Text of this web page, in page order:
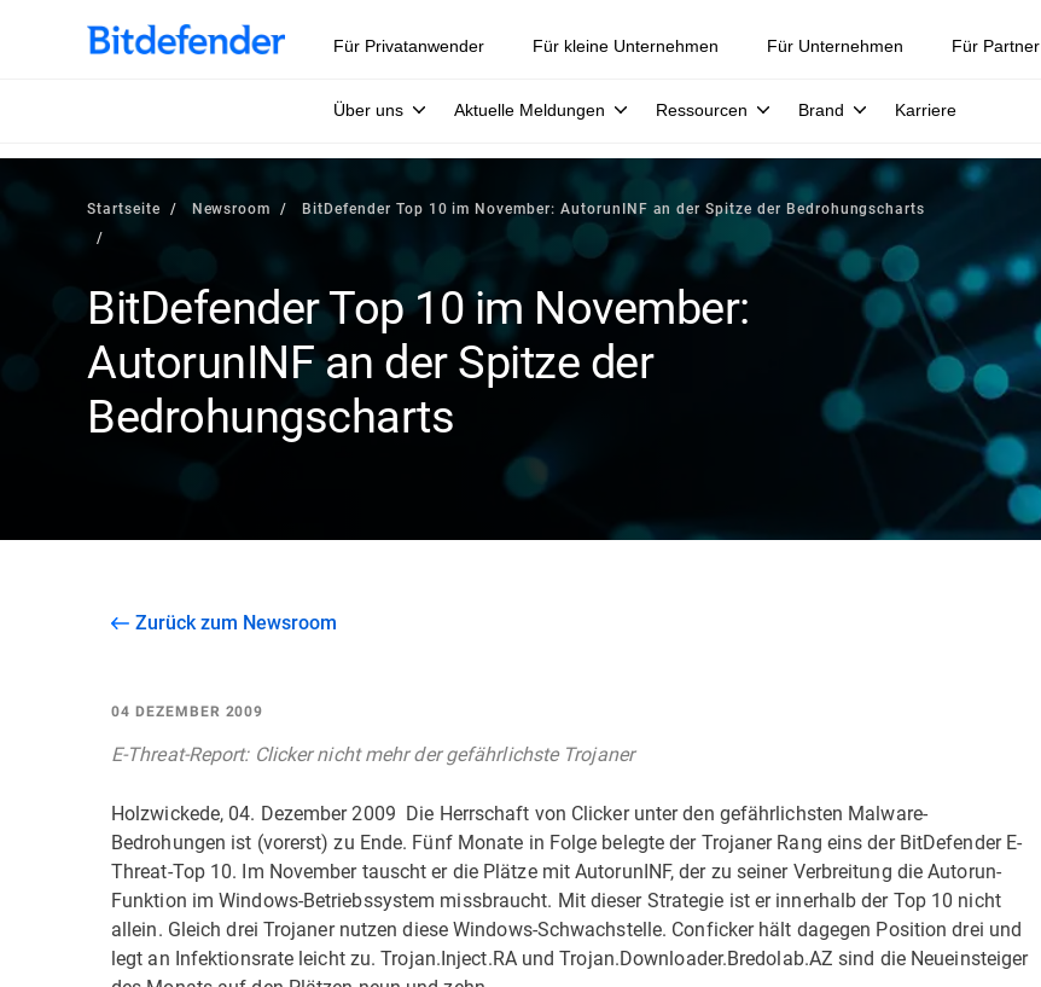
Für Privatanwender Für kleine Unternehmen Für Unternehmen Für Partner
Über uns Aktuelle Meldungen Ressourcen Brand Karriere
Startseite Newsroom BitDefender Top 10 im November: AutorunINF an der Spitze der Bedrohungscharts
BitDefender Top 10 im November:
AutorunINF an der Spitze der
Bedrohungscharts
Zurück zum Newsroom
04 DEZEMBER 2009
E-Threat-Report: Clicker nicht mehr der gefährlichste Trojaner
Holzwickede, 04. Dezember 2009  Die Herrschaft von Clicker unter den gefährlichsten Malware-
Bedrohungen ist (vorerst) zu Ende. Fünf Monate in Folge belegte der Trojaner Rang eins der BitDefender E-
Threat-Top 10. Im November tauscht er die Plätze mit AutorunINF, der zu seiner Verbreitung die Autorun-
Funktion im Windows-Betriebssystem missbraucht. Mit dieser Strategie ist er innerhalb der Top 10 nicht
allein. Gleich drei Trojaner nutzen diese Windows-Schwachstelle. Conficker hält dagegen Position drei und
legt an Infektionsrate leicht zu. Trojan.Inject.RA und Trojan.Downloader.Bredolab.AZ sind die Neueinsteiger